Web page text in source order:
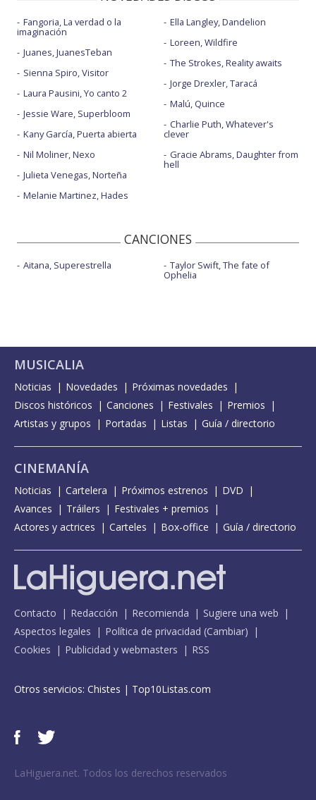
Fangoria, La verdad o la
imaginación
Juanes, JuanesTeban
Sienna Spiro, Visitor
Laura Pausini, Yo canto 2
Jessie Ware, Superbloom
Kany García, Puerta abierta
Nil Moliner, Nexo
Julieta Venegas, Norteña
Melanie Martinez, Hades
Ella Langley, Dandelion
Loreen, Wildfire
The Strokes, Reality awaits
Jorge Drexler, Taracá
Malú, Quince
Charlie Puth, Whatever's
clever
Gracie Abrams, Daughter from
hell
CANCIONES
Aitana, Superestrella Taylor Swift, The fate of
Ophelia
MUSICALIA
Noticias Novedades
Próximas novedades
Discos históricos
Canciones Festivales
Premios
Artistas y grupos
Portadas Listas Guía / directorio
CINEMANÍA
Noticias Cartelera Próximos estrenos
DVD
Avances
Tráilers
Festivales + premios
Actores y actrices
Carteles Box-office Guía / directorio
Contacto Redacción Recomienda
Sugiere una web
Aspectos legales
Política de privacidad (Cambiar)
Cookies
Publicidad y webmasters RSS
Otros servicios: Chistes | Top10Listas.com
LaHiguera.net. Todos los derechos reservados